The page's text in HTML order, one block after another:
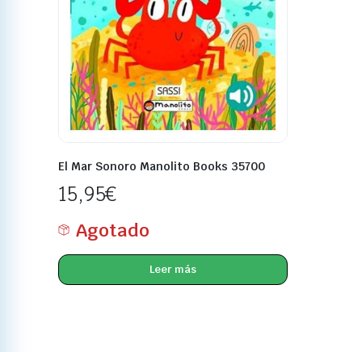
El Mar Sonoro Manolito Books 35700
15,95€
Agotado
Leer más